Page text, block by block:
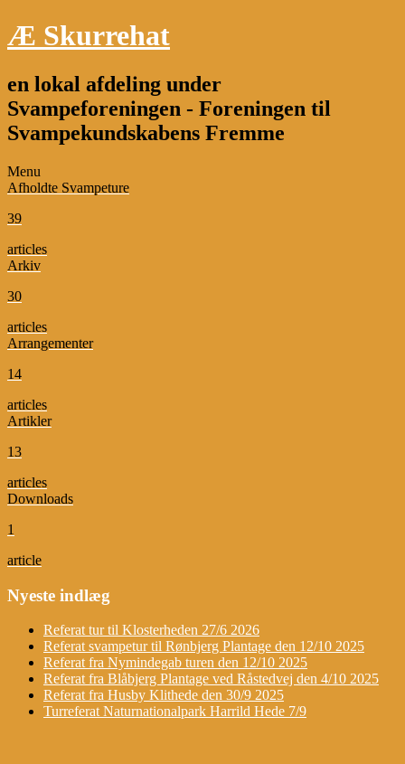
Æ Skurrehat
en lokal afdeling under
Svampeforeningen - Foreningen til
Svampekundskabens Fremme
Menu
Afholdte Svampeture
39
articles
Arkiv
30
articles
Arrangementer
14
articles
Artikler
13
articles
Downloads
1
article
Nyeste indlæg
Referat tur til Klosterheden 27/6 2026
Referat svampetur til Rønbjerg Plantage den 12/10 2025
Referat fra Nymindegab turen den 12/10 2025
Referat fra Blåbjerg Plantage ved Råstedvej den 4/10 2025
Referat fra Husby Klithede den 30/9 2025
Turreferat Naturnationalpark Harrild Hede 7/9